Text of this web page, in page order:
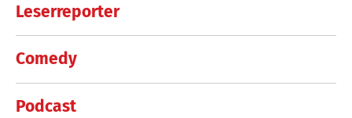
Leserreporter
Comedy
Podcast